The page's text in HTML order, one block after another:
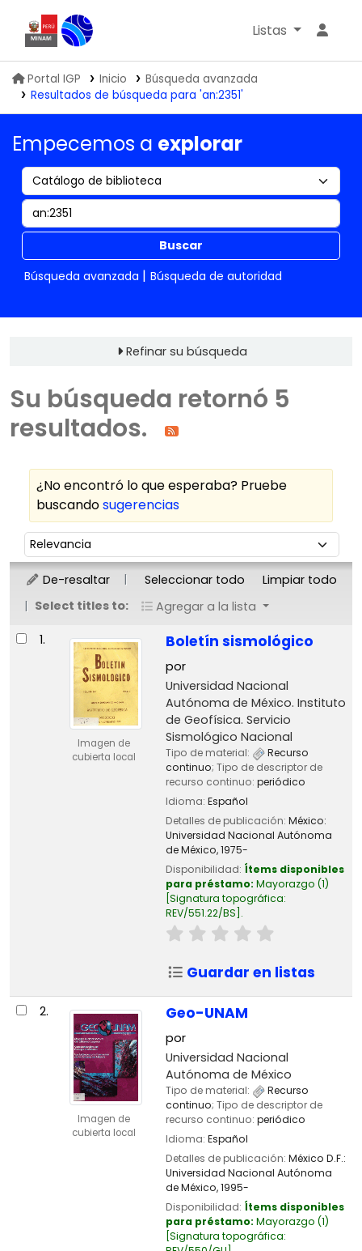
Biblioteca IGP
Listas
Portal IGP Inicio
Búsqueda avanzada
Resultados de búsqueda para 'an:2351'
Empecemos a explorar
Buscar
Búsqueda avanzada
Búsqueda de autoridad
Refinar su búsqueda
Su búsqueda retornó 5
resultados.
¿No encontró lo que esperaba? Pruebe
buscandosugerencias
Ordenar
Ordenar por:
De-resaltar Seleccionar todo
Limpiar todo
Select titles to:
Agregar a la lista
Resultados
1.
Imagen de
cubierta local
Boletín sismológico
por
Universidad Nacional
Autónoma de México. Instituto
de Geofísica. Servicio
Sismológico Nacional
Tipo de material:
Recurso
continuo; Tipo de descriptor de
recurso continuo: periódico
Idioma: Español
Detalles de publicación: México:
Universidad Nacional Autónoma
de México,1975-
Disponibilidad: Ítems disponibles
para préstamo: Mayorazgo (1)
Signatura topográfica:
REV/551.22/BS .
Guardar en listas
2.
Imagen de
cubierta local
Geo-UNAM
por
Universidad Nacional
Autónoma de México
Tipo de material:
Recurso
continuo; Tipo de descriptor de
recurso continuo: periódico
Idioma: Español
Detalles de publicación: México D.F.:
Universidad Nacional Autónoma
de México,1995-
Disponibilidad: Ítems disponibles
para préstamo: Mayorazgo (1)
Signatura topográfica: